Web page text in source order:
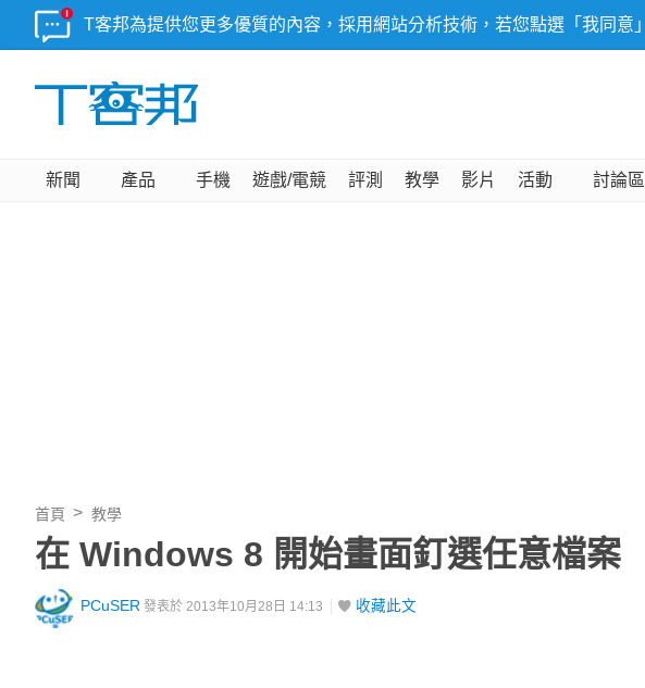
T客邦為提供您更多優質的內容，採用網站分析技術，若您點選「我同意
新聞 產品 手機 遊戲/電競 評測 教學 影片 活動 討論區
首頁 教學
在 Windows 8 開始畫面釘選任意檔案
PCuSER 發表於 2013年10月28日 14:13 收藏此文